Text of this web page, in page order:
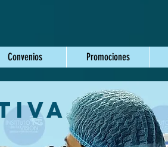
Convenios Promociones